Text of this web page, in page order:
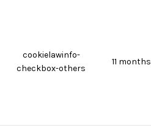
cookielawinfo-
checkbox-others
11 months